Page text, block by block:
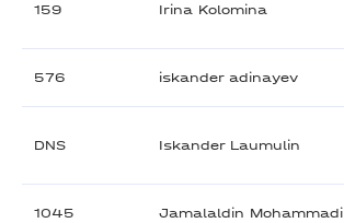
159 Irina Kolomina
576 iskander adinayev
DNS Iskander Laumulin
1045 Jamalaldin Mohammadi